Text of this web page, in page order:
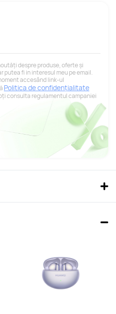
despre produse, oferte și
putea fi in interesul meu pe email.
accesând link-ul
Politica de confidențialitate
consulta regulamentul campaniei